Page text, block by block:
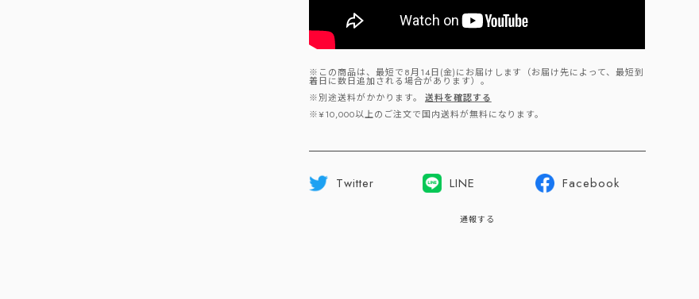
※この商品は、最短で8月14日(金)にお届けします（お届け先によって、最短到
着日に数日追加される場合があります）。
※別途送料がかかります。
送料を確認する
※¥10,000以上のご注文で国内送料が無料になります。
Twitter LINE Facebook
通報する